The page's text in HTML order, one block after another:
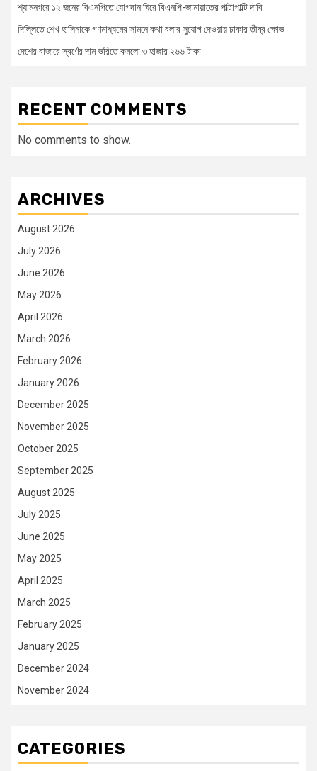
শ্যামনগরে ১২ জনের বিএনপিতে যোগদান ঘিরে বিএনপি-জামায়াতের পাল্টাপাল্টি দাবি
দিল্লিতে শেখ হাসিনাকে গণমাধ্যমের সামনে কথা বলার সুযোগ দেওয়ায় ঢাকার তীব্র ক্ষোভ
দেশের বাজারে স্বর্ণের দাম ভরিতে কমলো ৩ হাজার ২৬৬ টাকা
RECENT COMMENTS
No comments to show.
ARCHIVES
August 2026
July 2026
June 2026
May 2026
April 2026
March 2026
February 2026
January 2026
December 2025
November 2025
October 2025
September 2025
August 2025
July 2025
June 2025
May 2025
April 2025
March 2025
February 2025
January 2025
December 2024
November 2024
CATEGORIES